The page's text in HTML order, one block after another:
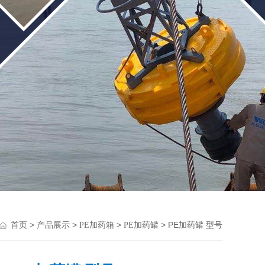
首页 > 产品展示 > PE加药箱 > PE加药罐 > PE加药罐 型号